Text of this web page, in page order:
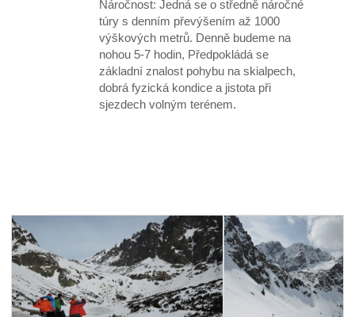
Náročnost: Jedná se o středně náročné
túry s denním převýšením až 1000
výškových metrů. Denně budeme na
nohou 5-7 hodin, Předpokládá se
základní znalost pohybu na skialpech,
dobrá fyzická kondice a jistota při
sjezdech volným terénem.